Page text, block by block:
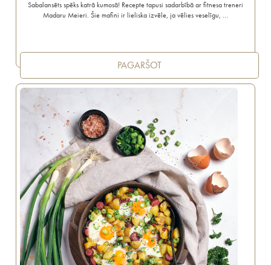
Sabalansēts spēks katrā kumosā! Recepte tapusi sadarbībā ar fitnesa treneri
Madaru Meieri. Šie mafini ir lieliska izvēle, ja vēlies veselīgu, …
PAGARŠOT